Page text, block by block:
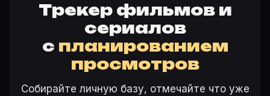
Трекер фильмов и
сериалов
с планированием
просмотров
Собирайте личную базу, отмечайте что уже